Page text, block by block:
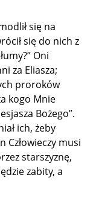
się na
się do nich z
Oni
za Eliasza;
proroków
kogo Mnie
Bożego”.
ich, żeby
Człowieczy musi
starszyznę,
zabity, a